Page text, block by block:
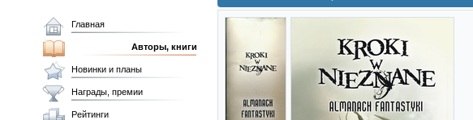
Главная
Авторы, книги
Новинки и планы
Награды, премии
Рейтинги